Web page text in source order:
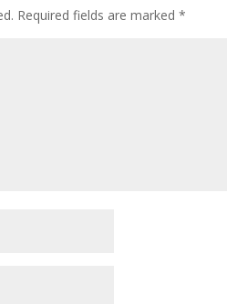
Required fields are marked*